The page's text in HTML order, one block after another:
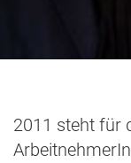
2011 steht für